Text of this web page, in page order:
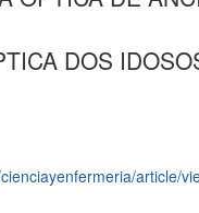
DOS
article/